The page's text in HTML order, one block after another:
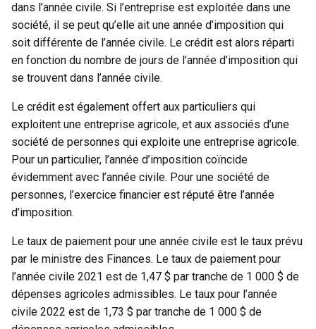
dans l’année civile. Si l’entreprise est exploitée dans une
société, il se peut qu’elle ait une année d’imposition qui
soit différente de l’année civile. Le crédit est alors réparti
en fonction du nombre de jours de l’année d’imposition qui
se trouvent dans l’année civile.
Le crédit est également offert aux particuliers qui
exploitent une entreprise agricole, et aux associés d’une
société de personnes qui exploite une entreprise agricole.
Pour un particulier, l’année d’imposition coïncide
évidemment avec l’année civile. Pour une société de
personnes, l’exercice financier est réputé être l’année
d’imposition.
Le taux de paiement pour une année civile est le taux prévu
par le ministre des Finances. Le taux de paiement pour
l’année civile 2021 est de 1,47 $ par tranche de 1 000 $ de
dépenses agricoles admissibles. Le taux pour l’année
civile 2022 est de 1,73 $ par tranche de 1 000 $ de